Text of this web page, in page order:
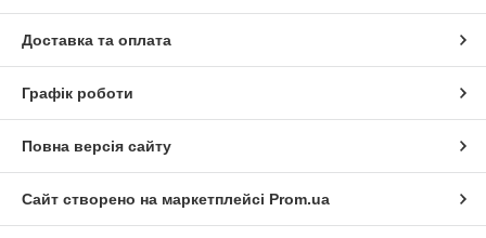
Доставка та оплата
Графік роботи
Повна версія сайту
Сайт створено на маркетплейсі Prom.ua